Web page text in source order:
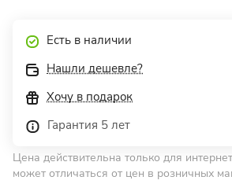
Есть в наличии
Нашли дешевле?
Хочу в подарок
Гарантия 5 лет
Цена действительна только для
может отличаться от цен в розничных